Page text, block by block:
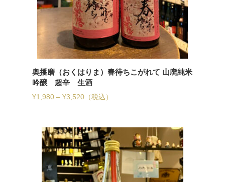
奥播磨（おくはりま）春待ちこがれて 山廃純米
吟醸 超辛 生酒
¥1,980 – ¥3,520 （税込）